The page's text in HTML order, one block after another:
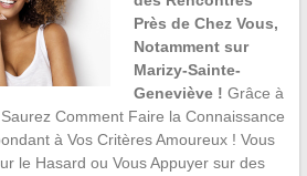
Près de Chez Vous,
Notamment sur
Marizy-Sainte-
Geneviève ! Grâce à
Comment Faire la Connaissance
à Vos Critères Amoureux ! Vous
le Hasard ou Vous Appuyer sur des